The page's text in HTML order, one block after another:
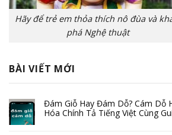
Hãy để trẻ em thỏa thích nô đùa và
phá Nghệ thuật
BÀI VIẾT MỚI
Đám Giỗ Hay Đám Dỗ? Cám Dỗ
Hóa Chính Tả Tiếng Việt Cùng